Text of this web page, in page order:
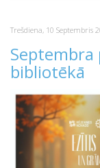
Trešdiena, 10 Septembris
Septembra
bibliotēkā